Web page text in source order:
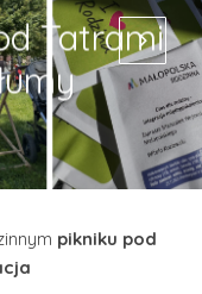
Tatrami
pikniku pod